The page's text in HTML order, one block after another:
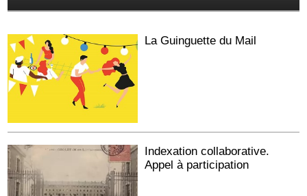
La Guinguette du Mail
Indexation collaborative.
Appel à participation